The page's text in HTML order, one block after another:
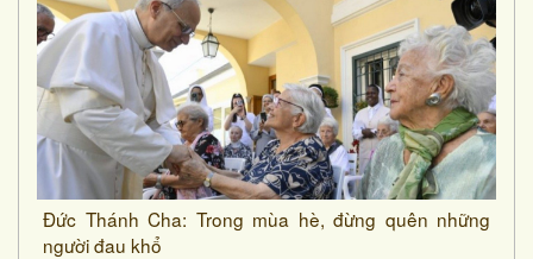
Đức Thánh Cha: Trong mùa hè, đừng quên những
người đau khổ